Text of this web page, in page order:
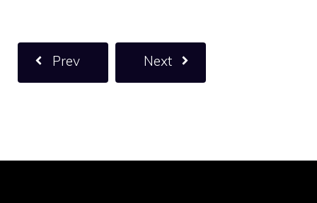
Prev Next